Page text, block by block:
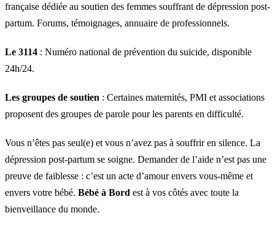
française dédiée au soutien des femmes souffrant de dépression post-
partum. Forums, témoignages, annuaire de professionnels.
Le 3114 : Numéro national de prévention du suicide, disponible
24h/24.
Les groupes de soutien : Certaines maternités, PMI et associations
proposent des groupes de parole pour les parents en difficulté.
Vous n’êtes pas seul(e) et vous n’avez pas à souffrir en silence. La
dépression post-partum se soigne. Demander de l’aide n’est pas une
preuve de faiblesse : c’est un acte d’amour envers vous-même et
envers votre bébé. Bébé à Bord est à vos côtés avec toute la
bienveillance du monde.